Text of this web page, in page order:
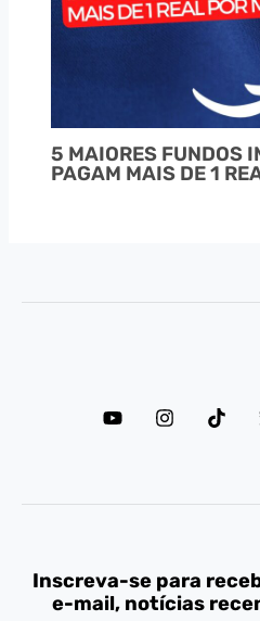
5 MAIORES FUNDOS
PAGAM MAIS DE 1
Inscreva-se para
e-mail, notícias